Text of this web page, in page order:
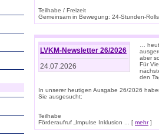
Teilhabe / Freizeit
Gemeinsam in Bewegung: 24-Stunden-
LVKM-Newsletter 26/2026
24.07.2026
…
aber
Für
den
In unserer heutigen Ausgabe 26/2026
Sie ausgesucht:
Teilhabe
Förderaufruf „Impulse Inklusion ... [ mehr]